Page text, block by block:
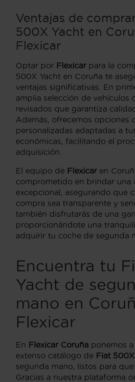
Ventajas de
500X Yacht en
Flexicar
Optar por Flexicarpara la
500X Yacht en Coruña te
ventajas significativas. En
amplia selección de vehículos
revisados que garantiza
Además, ofrecemos opciones
personalizadas adaptadas a
económicas, facilitando el
adquisición.
El equipo de Flexicaren
comprometido en brindar una
excepcional, asegurando que
compra sea transparente y
también disfrutarás de una
proporcionándote una
adquirir tu coche de segunda
Encuentra tu
Yacht de
mano en
Flexicar
En Flexicar Coruña ponemos
extenso catálogo de Fiat
segunda mano, listos para que
Gracias a nuestra plataforma